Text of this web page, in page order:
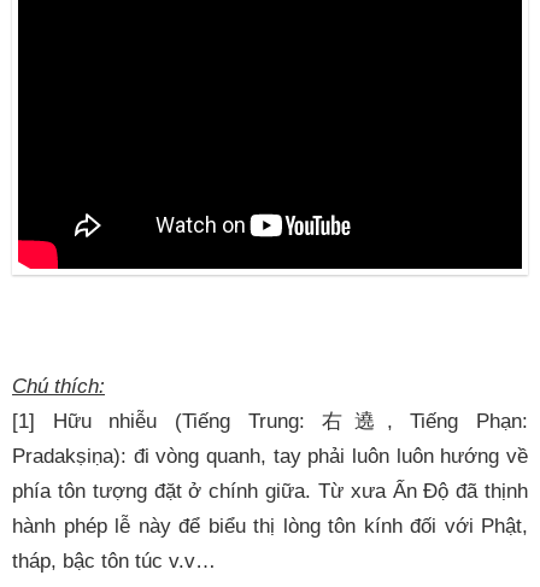
Chú thích:
[1] Hữu nhiễu (Tiếng Trung: 右遶, Tiếng Phạn:
Pradakṣiṇa): đi vòng quanh, tay phải luôn luôn hướng về
phía tôn tượng đặt ở chính giữa. Từ xưa Ấn Độ đã thịnh
hành phép lễ này để biểu thị lòng tôn kính đối với Phật,
tháp, bậc tôn túc v.v…